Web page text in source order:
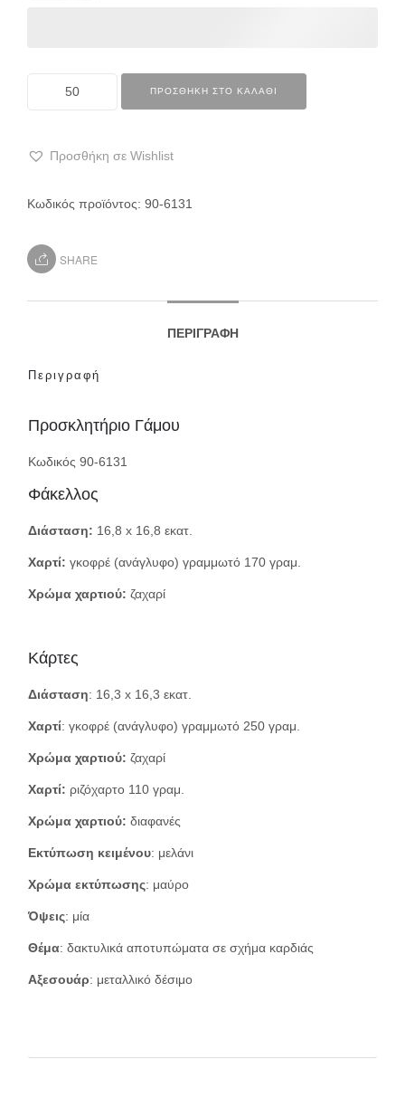
ΠΡΟΣΘΉΚΗ ΣΤΟ ΚΑΛΆΘΙ
Προσθήκη σε Wishlist
Κωδικός προϊόντος: 90-6131
SHARE
ΠΕΡΙΓΡΑΦΉ
Περιγραφή
Προσκλητήριο Γάμου
Κωδικός 90-6131
Φάκελλος
Διάσταση: 16,8 x 16,8 εκατ.
Χαρτί: γκοφρέ (ανάγλυφο) γραμμωτό 170 γραμ.
Χρώμα χαρτιού: ζαχαρί
Κάρτες
Διάσταση: 16,3 x 16,3 εκατ.
Χαρτί: γκοφρέ (ανάγλυφο) γραμμωτό 250 γραμ.
Χρώμα χαρτιού: ζαχαρί
Χαρτί: ριζόχαρτο 110 γραμ.
Χρώμα χαρτιού: διαφανές
Εκτύπωση κειμένου: μελάνι
Χρώμα εκτύπωσης: μαύρο
Όψεις: μία
Θέμα: δακτυλικά αποτυπώματα σε σχήμα καρδιάς
Αξεσουάρ: μεταλλικό δέσιμο